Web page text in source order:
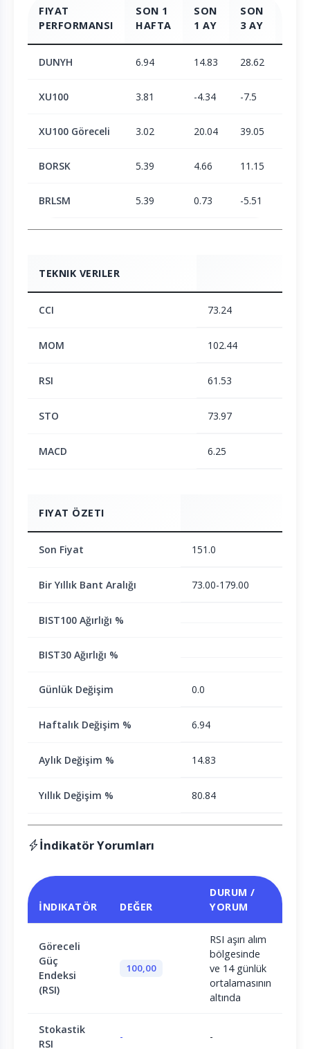
FIYAT
PERFORMANSI
SON 1
HAFTA
SON
1 AY
SON
3 AY
DUNYH 6.94 14.83 28.62
XU100 3.81 -4.34 -7.5
XU100 Göreceli 3.02 20.04 39.05
BORSK 5.39 4.66 11.15
BRLSM 5.39 0.73 -5.51
TEKNIK VERILER
CCI 73.24
MOM 102.44
RSI 61.53
STO 73.97
MACD 6.25
FIYAT ÖZETI
Son Fiyat 151.0
Bir Yıllık Bant Aralığı 73.00-179.00
BIST100 Ağırlığı %
BIST30 Ağırlığı %
Günlük Değişim 0.0
Haftalık Değişim % 6.94
Aylık Değişim % 14.83
Yıllık Değişim % 80.84
İndikatör Yorumları
İNDIKATÖR DEĞER
DURUM /
YORUM
Göreceli
Güç
Endeksi
(RSI)
100,00
RSI aşırı alım
bölgesinde
ve 14 günlük
ortalamasının
altında
Stokastik
RSI
- -